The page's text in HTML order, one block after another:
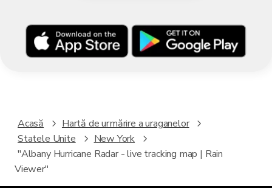
Acasă
Hartă de urmărire a uraganelor
Statele Unite
New York
"Albany Hurricane Radar - live tracking map | Rain
Viewer"